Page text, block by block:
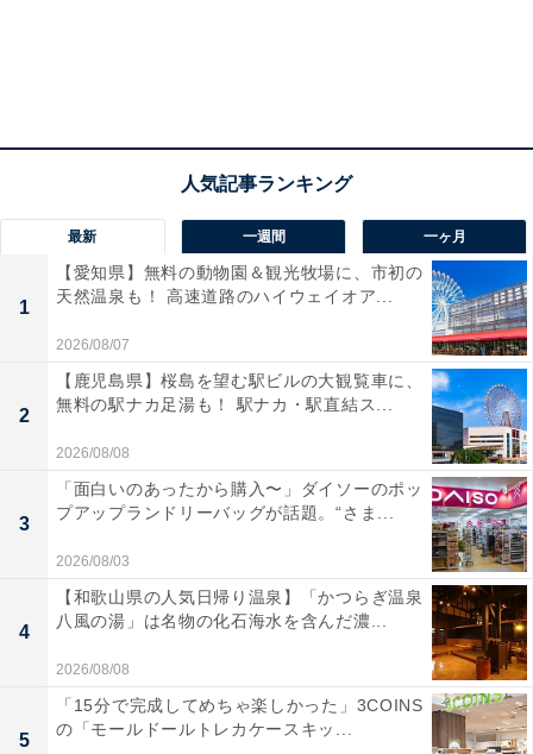
最新 一週間 一ヶ月
1
【愛知県】無料の動物園＆観光牧場に、市初の
天然温泉も！ 高速道路のハイウェイオア...
2026/08/07
2
【鹿児島県】桜島を望む駅ビルの大観覧車に、
無料の駅ナカ足湯も！ 駅ナカ・駅直結ス...
2026/08/08
3
「面白いのあったから購入〜」ダイソーのポッ
プアップランドリーバッグが話題。“さま...
2026/08/03
4
【和歌山県の人気日帰り温泉】「かつらぎ温泉
八風の湯」は名物の化石海水を含んだ濃...
2026/08/08
5
「15分で完成してめちゃ楽しかった」3COINS
の「モールドールトレカケースキッ...